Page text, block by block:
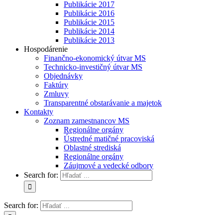
Publikácie 2017
Publikácie 2016
Publikácie 2015
Publikácie 2014
Publikácie 2013
Hospodárenie
Finančno-ekonomický útvar MS
Technicko-investičný útvar MS
Objednávky
Faktúry
Zmluvy
Transparentné obstarávanie a majetok
Kontakty
Zoznam zamestnancov MS
Regionálne orgány
Ústredné matičné pracoviská
Oblastné strediská
Regionálne orgány
Záujmové a vedecké odbory
Search for:
Search for: